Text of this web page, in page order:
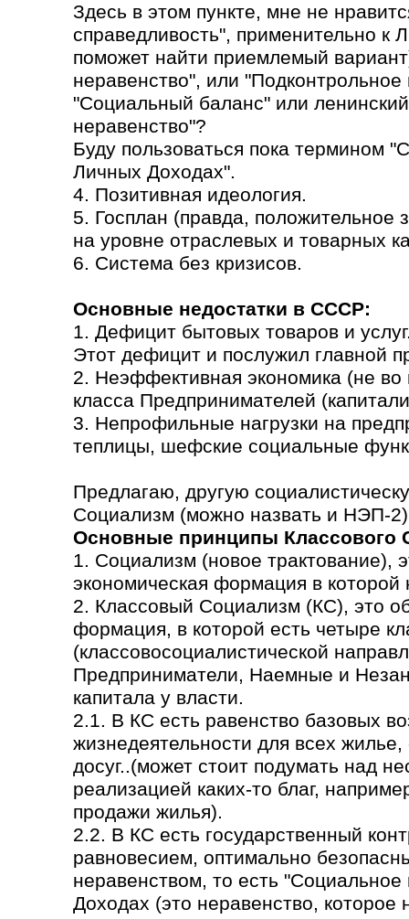
Здесь в этом пункте, мне не
справедливость", применительно к
поможет найти приемлемый
неравенство", или
"Социальный баланс" или
неравенство"?
Буду пользоваться пока термином
Личных Доходах".
4. Позитивная идеология.
5. Госплан (правда, положительное
на уровне отраслевых и товарных
6. Система без кризисов.
Основные недостатки в СССР:
1. Дефицит бытовых товаров и
Этот дефицит и послужил главной
2. Неэффективная экономика (не во
класса Предпринимателей
3. Непрофильные нагрузки на
теплицы, шефские социальные
Предлагаю, другую
Социализм (можно назвать и НЭП-
Основные принципы Классового
1. Социализм (новое трактование),
экономическая формация в которой
2. Классовый Социализм (КС), это
формация, в которой есть четыре
(классовосоциалистической
Предприниматели, Наемные и
капитала у власти.
2.1. В КС есть равенство базовых
жизнедеятельности для всех
досуг..(может стоит подумать над
реализацией каких-то благ,
продажи жилья).
2.2. В КС есть государственный
равновесием, оптимально
неравенством, то есть
Доходах (это неравенство,